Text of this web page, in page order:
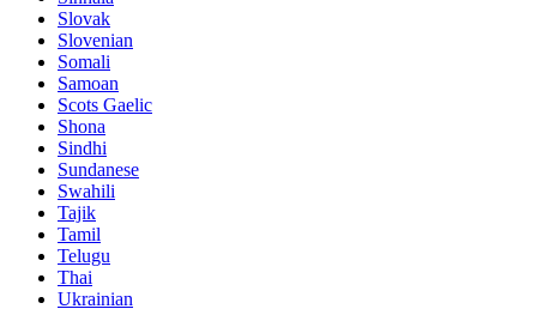
Slovak
Slovenian
Somali
Samoan
Scots Gaelic
Shona
Sindhi
Sundanese
Swahili
Tajik
Tamil
Telugu
Thai
Ukrainian